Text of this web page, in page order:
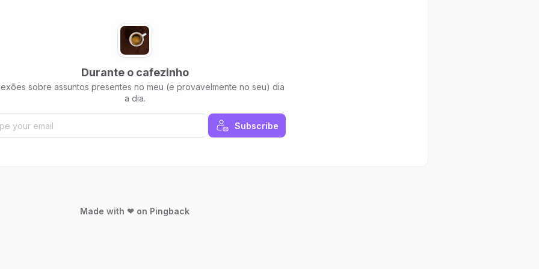
Durante o cafezinho
sobre assuntos presentes no meu (e provavelmente no seu) dia
a dia.
Subscribe
Made with ❤ on Pingback